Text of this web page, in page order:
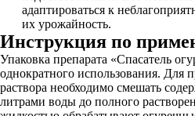
адаптироваться к
их урожайность.
Инструкция по
Упаковка препарата «Спасатель
однократного использования. Для
раствора необходимо смешать
литрами воды до полного